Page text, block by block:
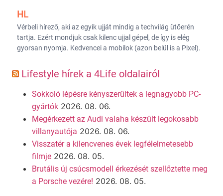
HL
Vérbeli hírező, aki az egyik ujját mindig a techvilág ütőerén
tartja. Ezért mondjuk csak kilenc ujjal gépel, de így is elég
gyorsan nyomja. Kedvencei a mobilok (azon belül is a Pixel).
Lifestyle hírek a 4Life oldalairól
Sokkoló lépésre kényszerültek a legnagyobb PC-
gyártók 2026. 08. 06.
Megérkezett az Audi valaha készült legokosabb
villanyautója 2026. 08. 06.
Visszatér a kilencvenes évek legfélelmetesebb
filmje 2026. 08. 05.
Brutális új csúcsmodell érkezését szellőztette meg
a Porsche vezére! 2026. 08. 05.